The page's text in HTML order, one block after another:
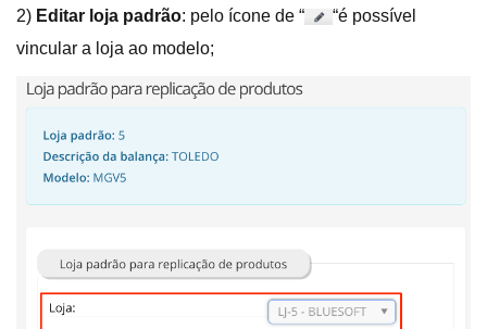
2) Editar loja padrão: pelo ícone de “
“é possível
vincular a loja ao modelo;